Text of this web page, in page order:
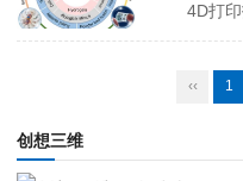
‹‹ 1
创想三维